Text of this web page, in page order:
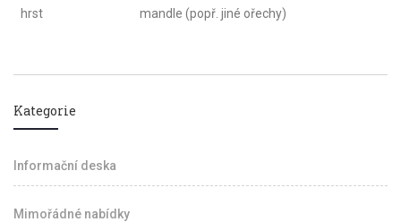
hrst mandle (popř. jiné ořechy)
Kategorie
Informační deska
Mimořádné nabídky